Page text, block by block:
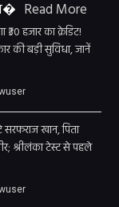
Read More
हजार का क्रेडिट!
की बड़ी सुविधा, जानें
खान, पिता
श्रीलंका टेस्ट से पहले